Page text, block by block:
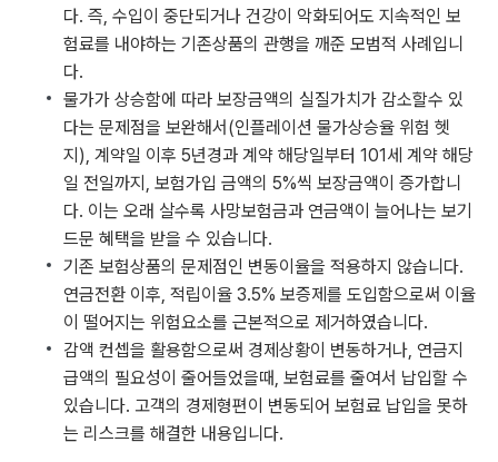
다. 즉, 수입이 중단되거나 건강이 악화되어도 지속적인 보
험료를 내야하는 기존상품의 관행을 깨준 모범적 사례입니
다.
물가가 상승함에 따라 보장금액의 실질가치가 감소할수 있
다는 문제점을 보완해서(인플레이션 물가상승율 위험 헷
지), 계약일 이후 5년경과 계약 해당일부터 101세 계약 해당
일 전일까지, 보험가입 금액의 5%씩 보장금액이 증가합니
다. 이는 오래 살수록 사망보험금과 연금액이 늘어나는 보기
드문 혜택을 받을 수 있습니다.
기존 보험상품의 문제점인 변동이율을 적용하지 않습니다.
연금전환 이후, 적립이율 3.5% 보증제를 도입함으로써 이율
이 떨어지는 위험요소를 근본적으로 제거하였습니다.
감액 컨셉을 활용함으로써 경제상황이 변동하거나, 연금지
급액의 필요성이 줄어들었을때, 보험료를 줄여서 납입할 수
있습니다. 고객의 경제형편이 변동되어 보험료 납입을 못하
는 리스크를 해결한 내용입니다.